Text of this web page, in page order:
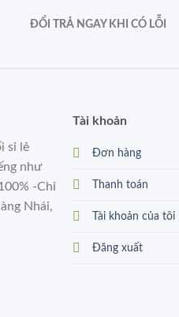
ĐỔI TRẢ NGAY KHI CÓ LỖI
sỉ lẻ
như
-Chỉ
Nhái,
Tài khoản
Đơn hàng
Thanh toán
Tài khoản của tôi
Đăng xuất